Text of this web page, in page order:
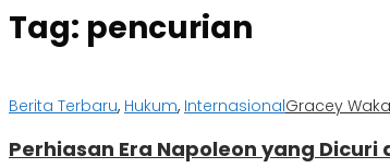
Tag: pencurian
Berita Terbaru, Hukum, InternasionalGracey
Perhiasan Era Napoleon yang Dicuri